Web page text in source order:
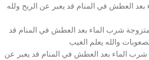
العطش في المنام قد يعبر عن الربح ولله
شرب الماء بعد العطش في المنام قد
والله يعلم الغيب
شرب الماء بعد العطش في المنام قد يعبر عن